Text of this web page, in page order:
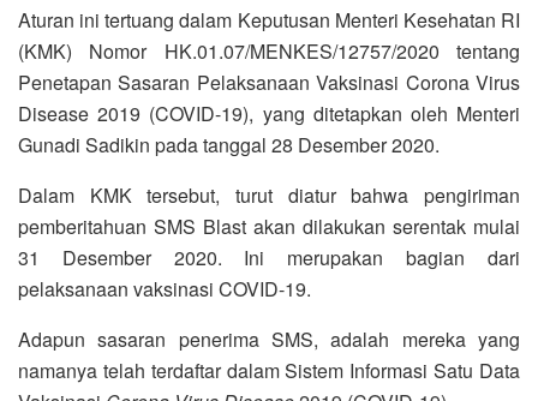
Aturan ini tertuang dalam Keputusan Menteri Kesehatan RI
(KMK) Nomor HK.01.07/MENKES/12757/2020 tentang
Penetapan Sasaran Pelaksanaan Vaksinasi Corona Virus
Disease 2019 (COVID-19), yang ditetapkan oleh Menteri
Gunadi Sadikin pada tanggal 28 Desember 2020.
Dalam KMK tersebut, turut diatur bahwa pengiriman
pemberitahuan SMS Blast akan dilakukan serentak mulai
31 Desember 2020. Ini merupakan bagian dari
pelaksanaan vaksinasi COVID-19.
Adapun sasaran penerima SMS, adalah mereka yang
namanya telah terdaftar dalam Sistem Informasi Satu Data